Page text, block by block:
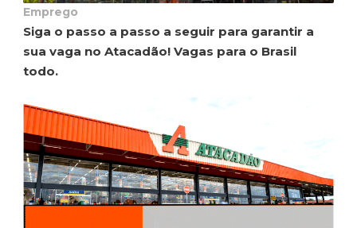
Emprego
Siga o passo a passo a seguir para garantir a
sua vaga no Atacadão! Vagas para o Brasil
todo.